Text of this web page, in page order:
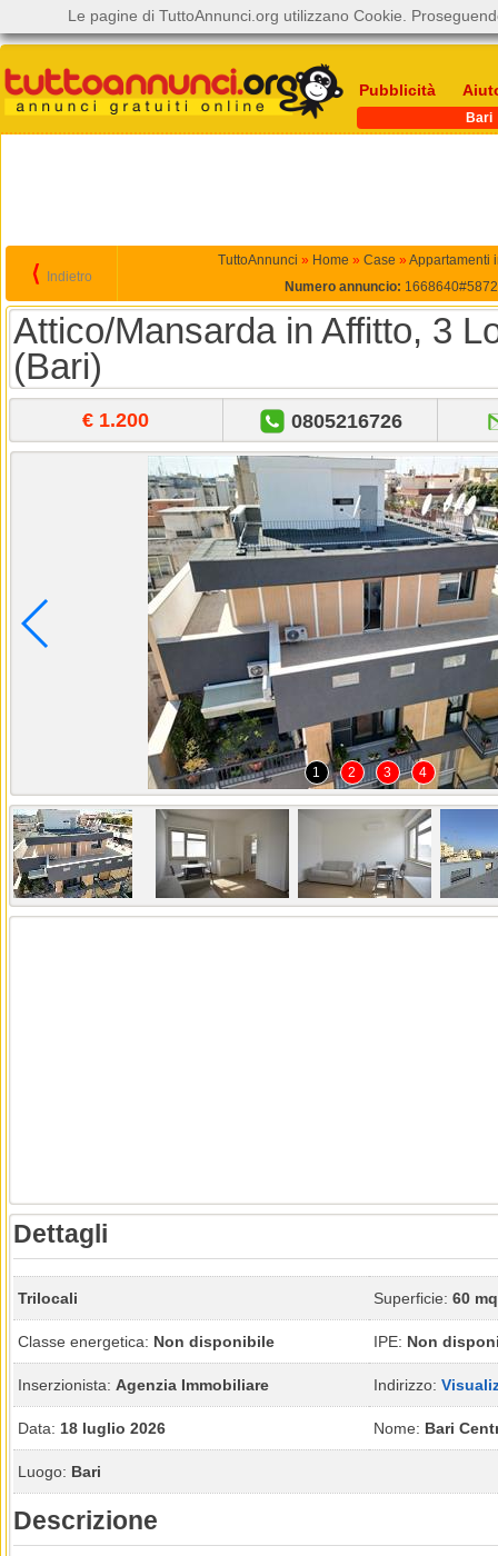
Pubblicità
Bari
⟨ Indietro
TuttoAnnunci » Home » Case » Appartamenti
Numero annuncio:
Attico/Mansarda in Affitto, 3
(Bari)
€ 1.200 0805216726
1 2 3 4
Dettagli
Trilocali Superficie: 60 mq
Classe energetica: Non disponibile IPE: Non
Inserzionista: Agenzia Immobiliare Indirizzo:
Data: 18 luglio 2026 Nome: Bari
Luogo: Bari
Descrizione
Le pagine di TuttoAnnunci.org utilizzano Cookie.